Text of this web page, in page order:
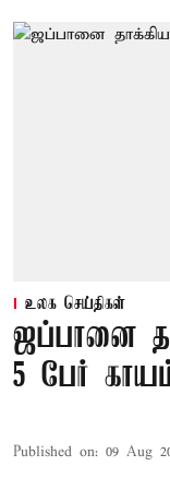
உலக செய்திகள்
ஜப்பானை
5 பேர்
Published on: 09 Aug